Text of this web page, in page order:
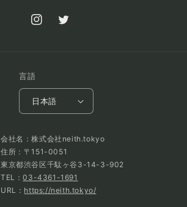
InstagramTwitter
言語
日本語
会社名：株式会社neith.tokyo
住所：〒151-0051
東京都渋谷区千駄ヶ谷3-14-3-902
TEL：03-4361-1691
URL： https://neith.tokyo/